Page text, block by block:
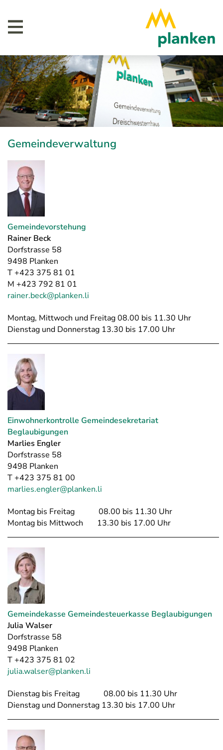
Gemeindeverwaltung
Gemeindevorstehung
Rainer Beck
Dorfstrasse 58
9498 Planken
T +423 375 81 01
M +423 792 81 01
rainer.beck@planken.li
Montag, Mittwoch und Freitag 08.00 bis 11.30 Uhr
Dienstag und Donnerstag 13.30 bis 17.00 Uhr
Einwohnerkontrolle Gemeindesekretariat
Beglaubigungen
Marlies Engler
Dorfstrasse 58
9498 Planken
T +423 375 81 00
marlies.engler@planken.li
Montag bis Freitag 08.00 bis 11.30 Uhr
Montag bis Mittwoch 13.30 bis 17.00 Uhr
Gemeindekasse Gemeindesteuerkasse Beglaubigungen
Julia Walser
Dorfstrasse 58
9498 Planken
T +423 375 81 02
julia.walser@planken.li
Dienstag bis Freitag 08.00 bis 11.30 Uhr
Dienstag und Donnerstag 13.30 bis 17.00 Uhr